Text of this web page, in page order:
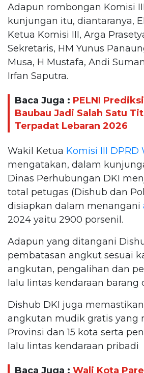
Adapun rombongan Komisi
kunjungan itu, diantaranya,
Ketua Komisi III, Arga
Sekretaris, HM Yunus
Musa, H Mustafa, Andi
Irfan Saputra.
Baca Juga : PELNI
Baubau Jadi Salah Satu
Terpadat Lebaran 2026
Wakil Ketua Komisi III DPRD
mengatakan, dalam
Dinas Perhubungan DKI
total petugas (Dishub dan
disiapkan dalam menangani
2024 yaitu 2900 porsenil.
Adapun yang ditangani
pembatasan angkut sesuai
angkutan, ⁠pengalihan dan
lalu lintas kendaraan barang
Dishub DKI juga
angkutan mudik gratis yang
Provinsi dan 15 kota serta
lalu lintas kendaraan pribadi
Baca Juga : Wali Kota